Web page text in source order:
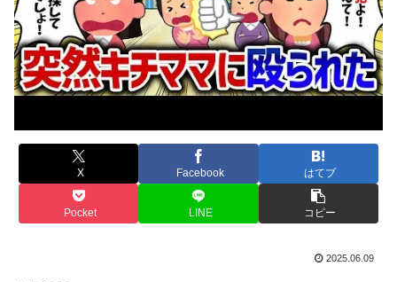
X Facebook はてブ
Pocket LINE コピー
2025.06.09